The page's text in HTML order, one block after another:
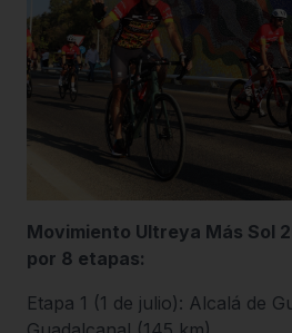
Movimiento Ultreya Más Sol
por 8 etapas:
Etapa 1 (1 de julio): Alcalá de